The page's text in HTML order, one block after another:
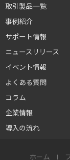
取引製品一覧
事例紹介
サポート情報
ニュースリリース
イベント情報
よくある質問
コラム
企業情報
導入の流れ
ホーム